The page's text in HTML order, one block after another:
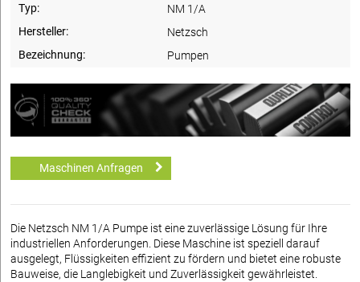
Typ:
NM 1/A
Hersteller:
Netzsch
Bezeichnung:
Pumpen
Maschinen Anfragen
Die Netzsch NM 1/A Pumpe ist eine zuverlässige Lösung für Ihre
industriellen Anforderungen. Diese Maschine ist speziell darauf
ausgelegt, Flüssigkeiten effizient zu fördern und bietet eine robuste
Bauweise, die Langlebigkeit und Zuverlässigkeit gewährleistet.